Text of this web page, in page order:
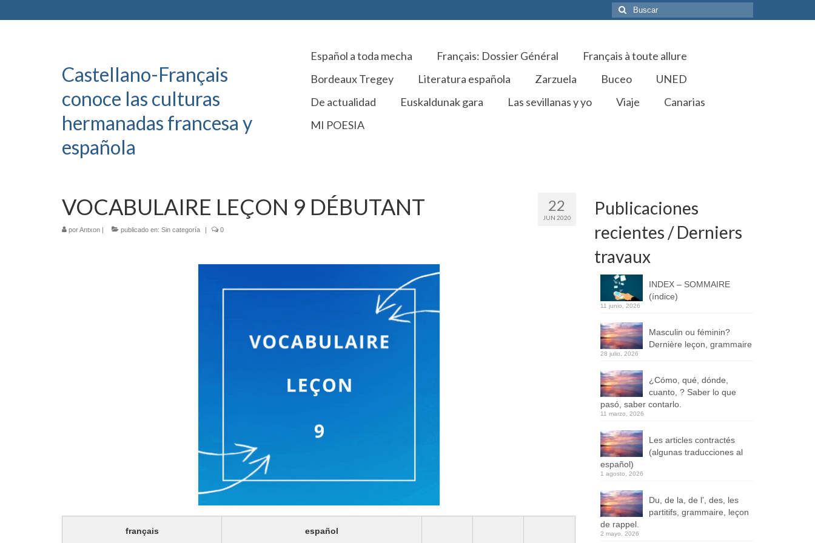
Buscar
por:
Castellano-Français
conoce las culturas
hermanadas francesa y
española
Español a toda mecha Français: Dossier Général
Français à toute allure
Bordeaux Tregey
Literatura española Zarzuela Buceo
UNED
De actualidad
Euskaldunak gara Las sevillanas y yo Viaje
Canarias
MI POESIA
22
JUN 2020
VOCABULAIRE LEÇON 9 DÉBUTANT
porAntxon | publicado en: Sin categoría | 0
français español
Publicaciones
recientes / Derniers
travaux
INDEX – SOMMAIRE
(índice)
11 junio, 2026
Masculin ou féminin?
Dernière leçon, grammaire
28 julio, 2026
¿Cómo, qué, dónde,
cuanto, ? Saber lo que
pasó, saber contarlo.
11 marzo, 2026
Les articles contractés
(algunas traducciones al
español)
1 agosto, 2026
Du, de la, de l’, des, les
partitifs, grammaire, leçon
de rappel.
2 mayo, 2026